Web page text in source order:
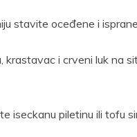
stavite oceđene i
krastavac i crveni luk na
iseckanu piletinu ili tofu